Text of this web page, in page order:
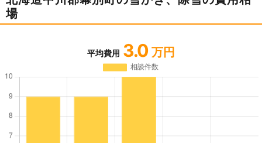
場
平均費用 3.0 万円